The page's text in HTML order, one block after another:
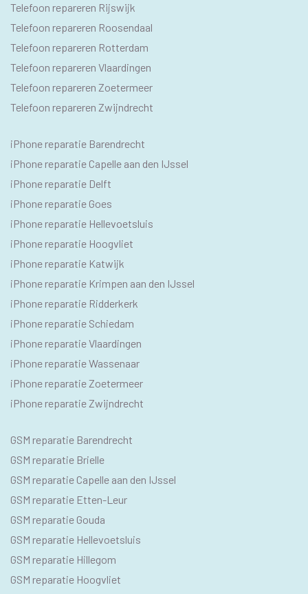
Telefoon repareren Rijswijk
Telefoon repareren Roosendaal
Telefoon repareren Rotterdam
Telefoon repareren Vlaardingen
Telefoon repareren Zoetermeer
Telefoon repareren Zwijndrecht
IPHONE
SEO
TEKSTEN
iPhone reparatie Barendrecht
iPhone reparatie Capelle aan den IJssel
iPhone reparatie Delft
iPhone reparatie Goes
iPhone reparatie Hellevoetsluis
iPhone reparatie Hoogvliet
iPhone reparatie Katwijk
iPhone reparatie Krimpen aan den IJssel
iPhone reparatie Ridderkerk
iPhone reparatie Schiedam
iPhone reparatie Vlaardingen
iPhone reparatie Wassenaar
iPhone reparatie Zoetermeer
iPhone reparatie Zwijndrecht
SEO
GSM
GSM reparatie Barendrecht
GSM reparatie Brielle
GSM reparatie Capelle aan den IJssel
GSM reparatie Etten-Leur
GSM reparatie Gouda
GSM reparatie Hellevoetsluis
GSM reparatie Hillegom
GSM reparatie Hoogvliet